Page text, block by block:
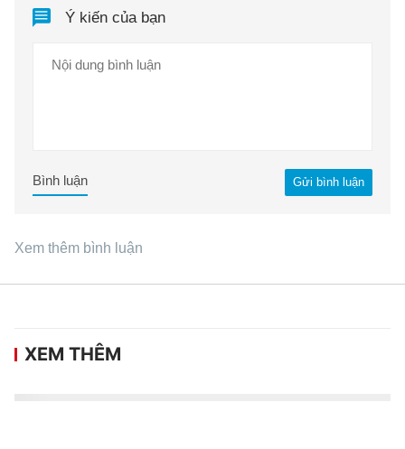
Ý kiến của bạn
Gửi bình luận
Bình luận
Xem thêm bình luận
XEM THÊM